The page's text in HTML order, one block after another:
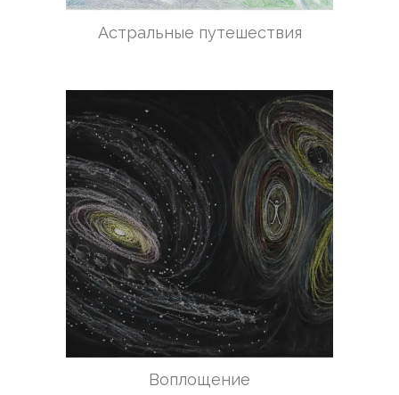
Астральные путешествия
Воплощение